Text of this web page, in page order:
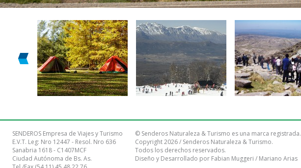
SENDEROS Empresa de Viajes y Turismo
E.V.T. Leg: Nro 12447 - Resol. Nro 636
Sanabria 1618 - C1407MCF
Ciudad Autónoma de Bs. As.
© Senderos Naturaleza & Turismo es una marca registrada.
Copyright 2026 / Senderos Naturaleza & Turismo.
Todos los derechos reservados.
Diseño y Desarrollado por Fabian Muggeri / Mariano Arias